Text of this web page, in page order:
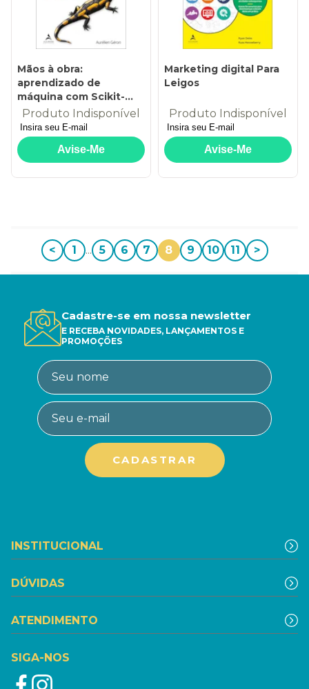
Mãos à obra:
aprendizado de
máquina com Scikit-
Learn, Keras &
TensorFlow: conceitos,
ferramentas e técnicas
para a construção de
sistemas inteligentes
Produto Indisponível
Marketing digital Para
Leigos
Produto Indisponível
< 1 ... 5 6 7 8 9 10 11 >
Cadastre-se em nossa newsletter
E RECEBA NOVIDADES, LANÇAMENTOS E
PROMOÇÕES
INSTITUCIONAL
DÚVIDAS
ATENDIMENTO
SIGA-NOS